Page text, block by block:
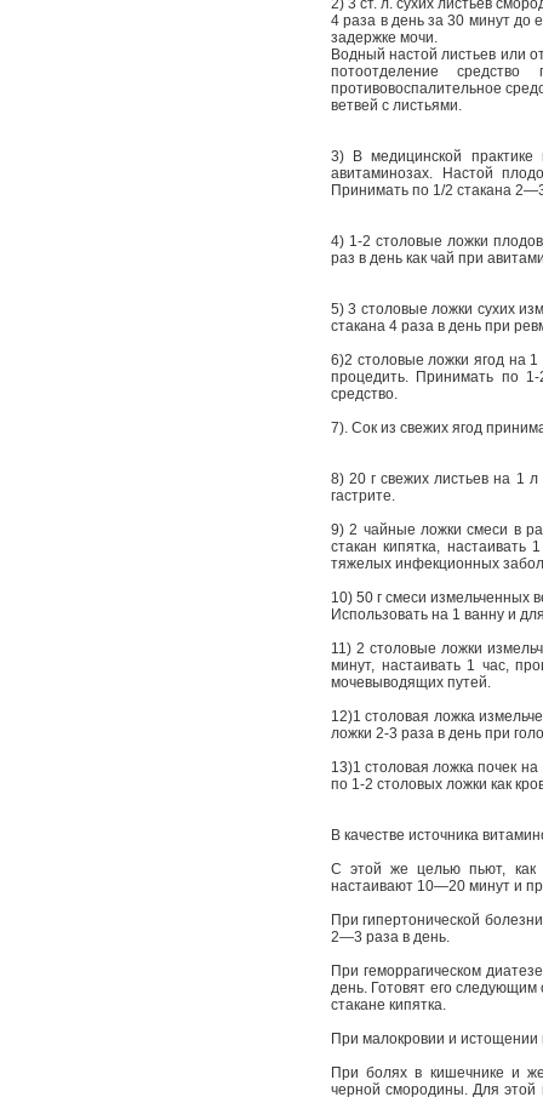
2) 3 ст. л. сухих листьев
4 раза в день за 30 минут до
задержке мочи.
Водный настой листьев или
потоотделение
противовоспалительное
ветвей с листьями.
3) В медицинской
авитаминозах. Настой
Принимать по 1/2 стакана
4) 1-2 столовые ложки
раз в день как чай при
5) 3 столовые ложки сухих
стакана 4 раза в день при
6)2 столовые ложки ягод на 1
процедить. Принимать по 1-
средство.
7). Сок из свежих ягод
8) 20 г свежих листьев на 1
гастрите.
9) 2 чайные ложки смеси в
стакан кипятка,
тяжелых инфекционных
10) 50 г смеси измельченных
Использовать на 1 ванну и
11) 2 столовые ложки
минут, настаивать 1 час,
мочевыводящих путей.
12)1 столовая ложка
ложки 2-3 раза в день при
13)1 столовая ложка почек
по 1-2 столовых ложки как
В качестве источника
С этой же целью пьют, как
настаивают 10—20 минут и
При гипертонической
2—3 раза в день.
При геморрагическом
день. Готовят его следующим
стакане кипятка.
При малокровии и истощении
При болях в кишечнике и
черной смородины. Для этой